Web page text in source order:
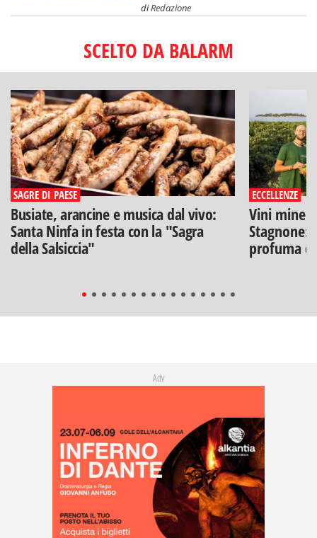
diRedazione
SCELTO DA BALARM
SAGRE DI PAESE
Busiate, arancine e musica dal vivo:
Santa Ninfa in festa con la "Sagra
della Salsiccia"
ECCELLENZE
Vini
Stagnone:
profuma
Adv